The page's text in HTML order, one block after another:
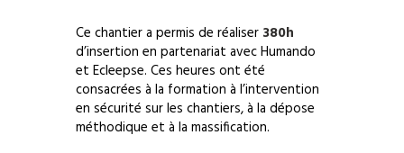
Ce chantier a permis de réaliser 380h
d’insertion en partenariat avec Humando
et Ecleepse. Ces heures ont été
consacrées à la formation à l’intervention
en sécurité sur les chantiers, à la dépose
méthodique et à la massification.